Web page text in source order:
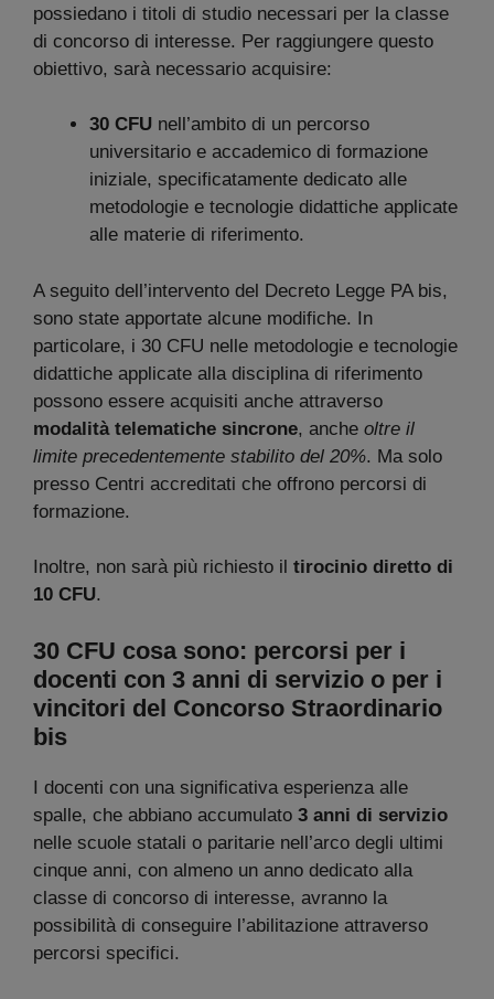
possiedano i titoli di studio necessari per la classe
di concorso di interesse. Per raggiungere questo
obiettivo, sarà necessario acquisire:
30 CFU nell’ambito di un percorso
universitario e accademico di formazione
iniziale, specificatamente dedicato alle
metodologie e tecnologie didattiche applicate
alle materie di riferimento.
A seguito dell’intervento del Decreto Legge PA bis,
sono state apportate alcune modifiche. In
particolare, i 30 CFU nelle metodologie e tecnologie
didattiche applicate alla disciplina di riferimento
possono essere acquisiti anche attraverso
modalità telematiche sincrone, anche oltre il
limite precedentemente stabilito del 20%. Ma solo
presso Centri accreditati che offrono percorsi di
formazione.
Inoltre, non sarà più richiesto il tirocinio diretto di
10 CFU.
30 CFU cosa sono: percorsi per i
docenti con 3 anni di servizio o per i
vincitori del Concorso Straordinario
bis
I docenti con una significativa esperienza alle
spalle, che abbiano accumulato 3 anni di servizio
nelle scuole statali o paritarie nell’arco degli ultimi
cinque anni, con almeno un anno dedicato alla
classe di concorso di interesse, avranno la
possibilità di conseguire l’abilitazione attraverso
percorsi specifici.